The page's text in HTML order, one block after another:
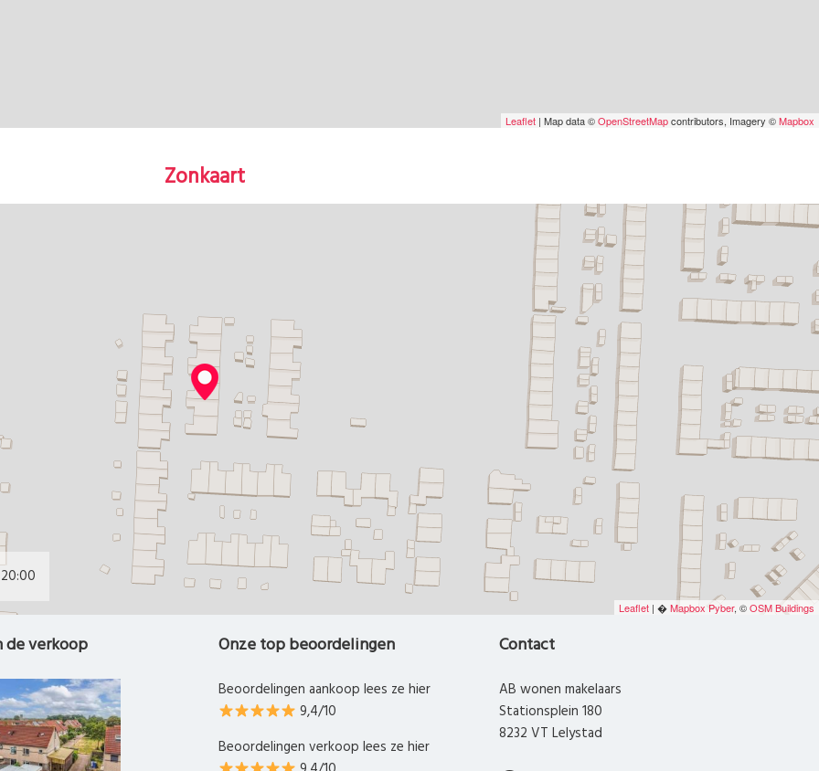
Leaflet | Map data ©OpenStreetMapcontributors, Imagery ©Mapbox
Zonkaart
Leaflet | �Mapbox Pyber, ©OSM Buildings
20:00
verkoop Onze top beoordelingen
Beoordelingen aankoop lees ze hier
9,4/10
Beoordelingen verkoop lees ze hier
Contact
AB wonen makelaars
Stationsplein 180
8232 VT Lelystad